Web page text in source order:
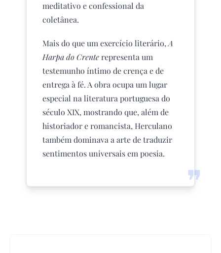
❞
meditativo e confessional da
coletânea.
Mais do que um exercício literário, A
Harpa do Crenterepresenta um
testemunho íntimo de crença e de
entrega à fé. A obra ocupa um lugar
especial na literatura portuguesa do
século XIX, mostrando que, além de
historiador e romancista, Herculano
também dominava a arte de traduzir
sentimentos universais em poesia.